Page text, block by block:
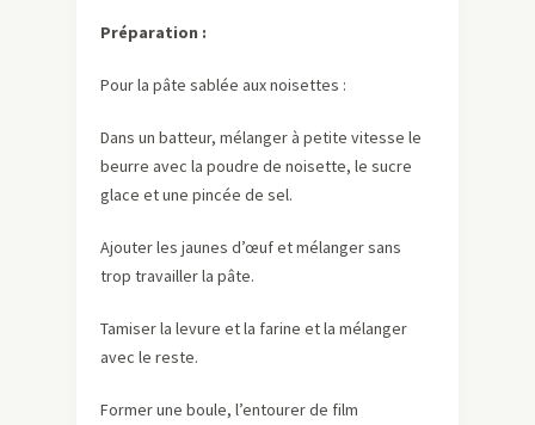
Préparation :
Pour la pâte sablée aux noisettes :
Dans un batteur, mélanger à petite vitesse le
beurre avec la poudre de noisette, le sucre
glace et une pincée de sel.
Ajouter les jaunes d’œuf et mélanger sans
trop travailler la pâte.
Tamiser la levure et la farine et la mélanger
avec le reste.
Former une boule, l’entourer de film